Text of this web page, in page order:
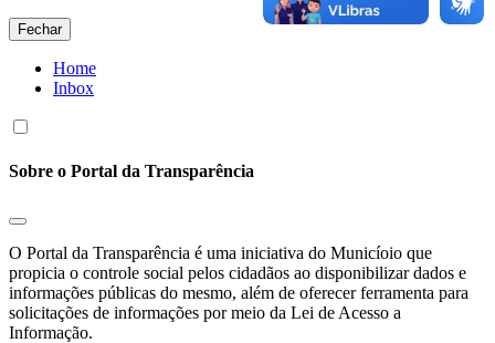
Fechar
Home
Inbox
Sobre o Portal da Transparência
O Portal da Transparência é uma iniciativa do Municíoio que
propicia o controle social pelos cidadãos ao disponibilizar dados e
informações públicas do mesmo, além de oferecer ferramenta para
solicitações de informações por meio da Lei de Acesso a
Informação.